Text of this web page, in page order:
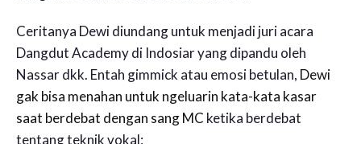
Ceritanya Dewi diundang untuk menjadi juri acara
Dangdut Academy di Indosiar yang dipandu oleh
Nassar dkk. Entah gimmick atau emosi betulan, Dewi
gak bisa menahan untuk ngeluarin kata-kata kasar
saat berdebat dengan sang MC ketika berdebat
tentang teknik vokal: